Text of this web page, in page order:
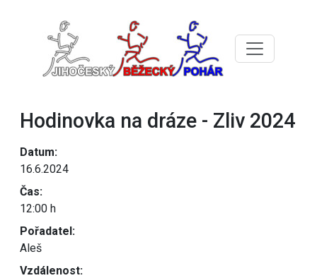
Hodinovka na dráze - Zliv 2024
Datum:
16.6.2024
Čas:
12:00 h
Pořadatel:
Aleš
Vzdálenost: